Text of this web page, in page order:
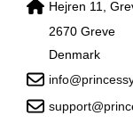
Hejren 11,
2670 Greve
Denmark